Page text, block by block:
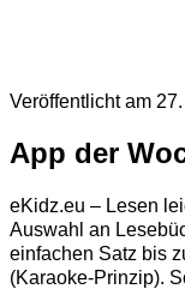
Veröffentlicht am
App der
eKidz.eu – Lesen
Auswahl an
einfachen Satz bis
(Karaoke-Prinzip).